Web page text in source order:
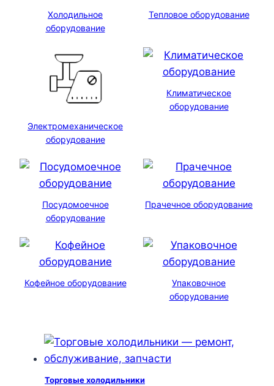
Холодильное
оборудование
Тепловое оборудование
Электромеханическое
оборудование
Климатическое
оборудование
Посудомоечное
оборудование
Прачечное оборудование
Кофейное оборудование
Упаковочное
оборудование
Торговые холодильники